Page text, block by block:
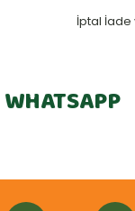
İptal İade
WHATSAPP